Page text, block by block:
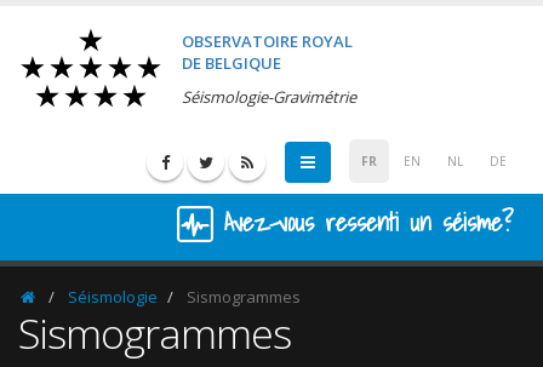
OBSERVATOIRE ROYAL
DE BELGIQUE
Séismologie-Gravimétrie
FR EN NL DE
Avez-vous ressenti un séisme?
HomepageSéismologie Sismogrammes
Sismogrammes